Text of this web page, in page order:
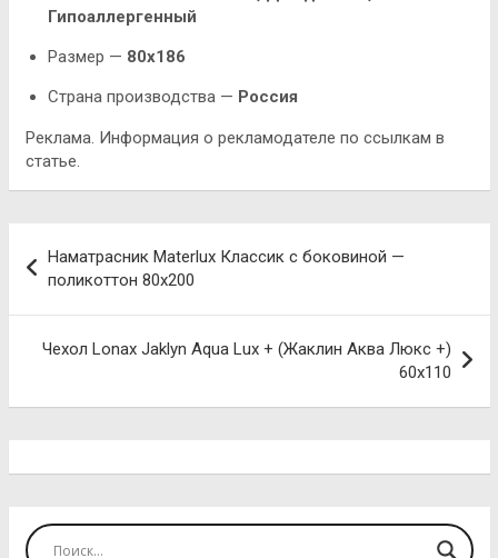
Гипоаллергенный
Размер — 80х186
Страна производства — Россия
Реклама. Информация о рекламодателе по ссылкам в
статье.
по
записям
Наматрасник Materlux Классик с боковиной —
поликоттон 80х200
Чехол Lonax Jaklyn Aqua Lux + (Жаклин Аква Люкс +)
60х110